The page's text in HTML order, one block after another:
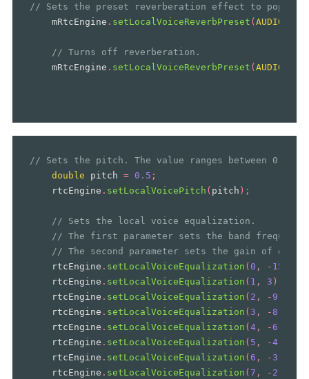
// Sets the preset reverberation effect to pop
mRtcEngine . setLocalVoiceReverbPreset (
// Turns off reverberation.
mRtcEngine . setLocalVoiceReverbPreset (
// Sets the pitch. The value ranges between 0.5
double
pitch = 0.5 ;
rtcEngine . setLocalVoicePitch ( pitch );
// Sets the local voice equalization.
// The first parameter sets the band
// The second parameter sets the gain of each
rtcEngine . setLocalVoiceEqualization (0 , - 15
rtcEngine . setLocalVoiceEqualization ( 1 , 3 );
rtcEngine . setLocalVoiceEqualization ( 2 , - 9
rtcEngine . setLocalVoiceEqualization ( 3 , - 8
rtcEngine . setLocalVoiceEqualization (4 , -6
rtcEngine . setLocalVoiceEqualization ( 5 , -4
rtcEngine . setLocalVoiceEqualization (6 , - 3
rtcEngine . setLocalVoiceEqualization ( 7 , - 2